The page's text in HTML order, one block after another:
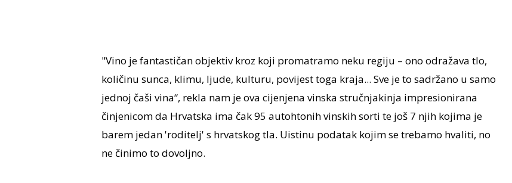
"Vino je fantastičan objektiv kroz koji promatramo neku regiju – ono odražava tlo,
količinu sunca, klimu, ljude, kulturu, povijest toga kraja... Sve je to sadržano u samo
jednoj čaši vina“, rekla nam je ova cijenjena vinska stručnjakinja impresionirana
činjenicom da Hrvatska ima čak 95 autohtonih vinskih sorti te još 7 njih kojima je
barem jedan 'roditelj' s hrvatskog tla. Uistinu podatak kojim se trebamo hvaliti, no
ne činimo to dovoljno.